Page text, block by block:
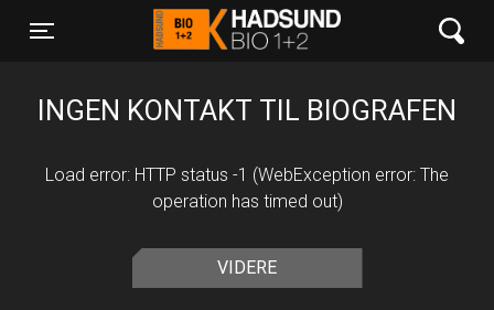
Toggle navigation
Hadsund Bio 1+2
INGEN KONTAKT TIL BIOGRAFEN
Load error: HTTP status -1 (WebException error: The
operation has timed out)
VIDERE